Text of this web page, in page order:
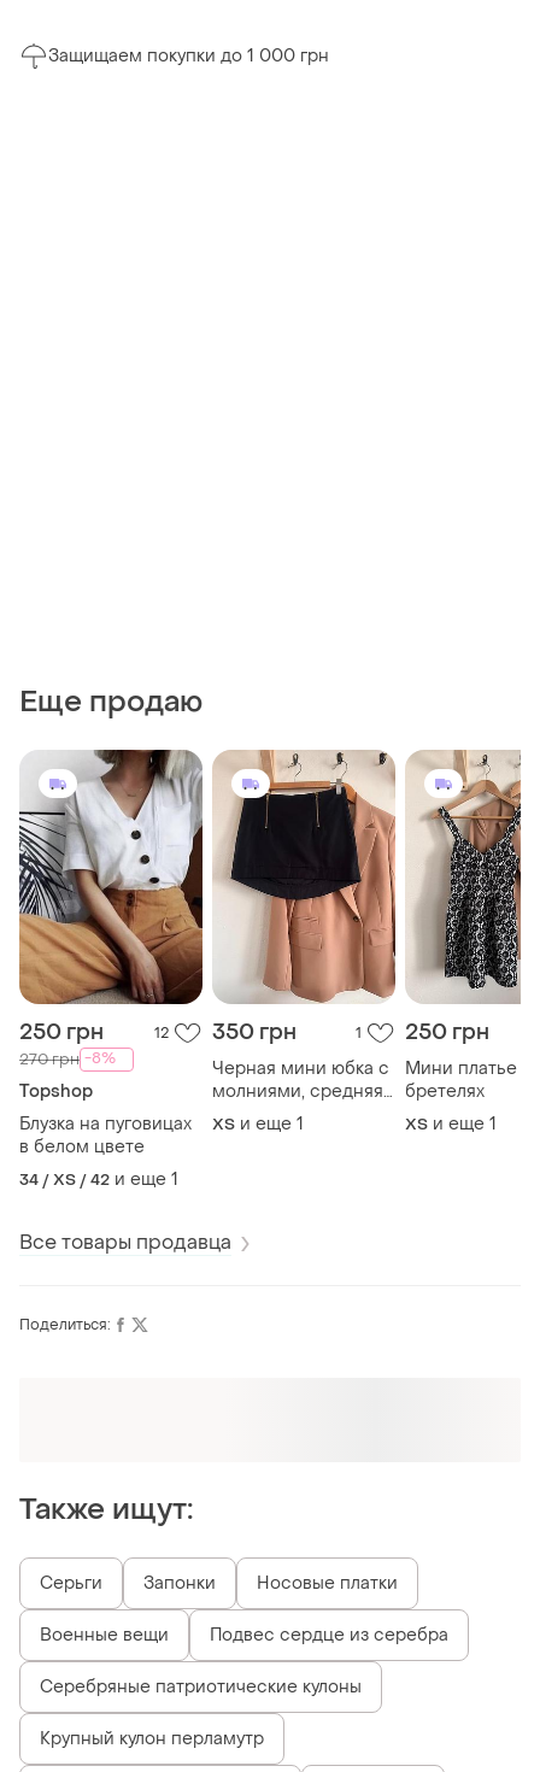
Защищаем покупки до 1 000 грн
Еще продаю
250 грн 12
270 грн -8%
Topshop
Блузка на пуговицах
в белом цвете
34 / XS / 42 и еще 1
350 грн 1
Черная мини юбка с
молниями, средняя
посадка
ХS и еще 1
250 грн
Мини платье
бретелях
ХS и еще 1
Все товары продавца
Поделиться:
Также ищут:
Серьги Запонки Носовые платки
Военные вещи Подвес сердце из серебра
Серебряные патриотические кулоны
Крупный кулон перламутр